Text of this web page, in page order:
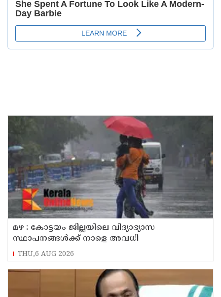
മഴ : കോട്ടയം ജില്ലയിലെ വിദ്യാഭ്യാസ
സ്ഥാപനങ്ങൾക്ക് നാളെ അവധി
THU,6 AUG 2026